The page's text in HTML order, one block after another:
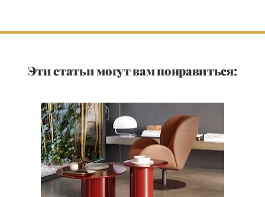
Эти статьи могут вам понравиться: